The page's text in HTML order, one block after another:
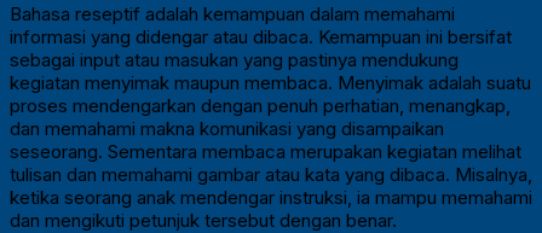
Bahasa reseptif adalah kemampuan dalam memahami
informasi yang didengar atau dibaca. Kemampuan ini bersifat
sebagai input atau masukan yang pastinya mendukung
kegiatan menyimak maupun membaca. Menyimak adalah suatu
proses mendengarkan dengan penuh perhatian, menangkap,
dan memahami makna komunikasi yang disampaikan
seseorang. Sementara membaca merupakan kegiatan melihat
tulisan dan memahami gambar atau kata yang dibaca. Misalnya,
ketika seorang anak mendengar instruksi, ia mampu memahami
dan mengikuti petunjuk tersebut dengan benar.